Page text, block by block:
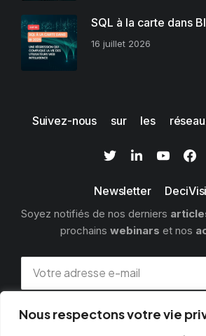
Nous respectons votre vie
SQL à la carte dans
16 juillet 2026
Suivez-nous sur les
Newsletter
Soyez notifiés de nos derniers
prochains webinars et nos
S'INSCRIRE